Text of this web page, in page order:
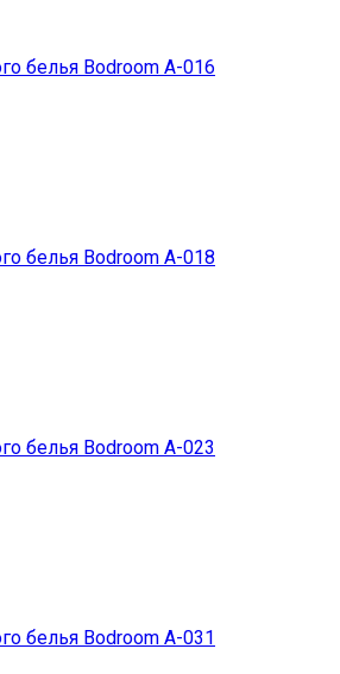
белья Bodroom A-016
белья Bodroom A-018
белья Bodroom A-023
белья Bodroom A-031